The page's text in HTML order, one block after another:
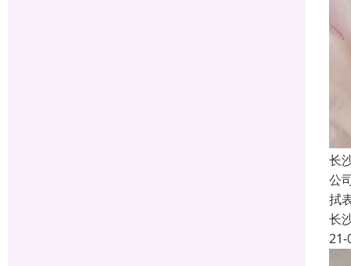
长
公
拭
长
21-